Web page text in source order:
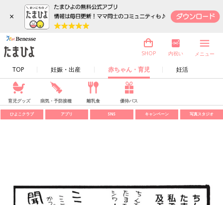
×
TOP 妊娠・出産 赤ちゃん・育児 妊活
SHOP 内祝い メニュー
育児グッズ 病気・予防接種 離乳食 優待パス
ひよこクラブ アプリ SNS キャンペーン 写真スタジオ